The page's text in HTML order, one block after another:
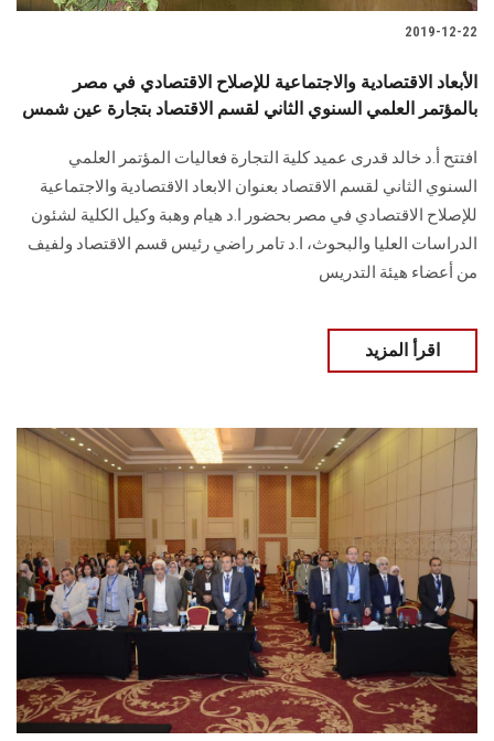
2019-12-22
الأبعاد الاقتصادية والاجتماعية للإصلاح الاقتصادي في مصر
بالمؤتمر العلمي السنوي الثاني لقسم الاقتصاد بتجارة عين شمس
افتتح أ.د خالد قدرى عميد كلية التجارة فعاليات المؤتمر العلمي
السنوي الثاني لقسم الاقتصاد بعنوان الابعاد الاقتصادية والاجتماعية
للإصلاح الاقتصادي في مصر بحضور ا.د هيام وهبة وكيل الكلية لشئون
الدراسات العليا والبحوث، ا.د تامر راضي رئيس قسم الاقتصاد ولفيف
من أعضاء هيئة التدريس
اقرأ المزيد